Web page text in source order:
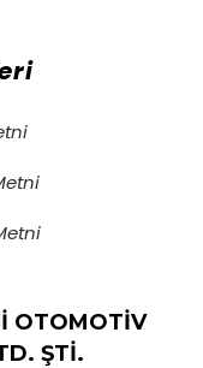
OTOMOTİV
ŞTİ.